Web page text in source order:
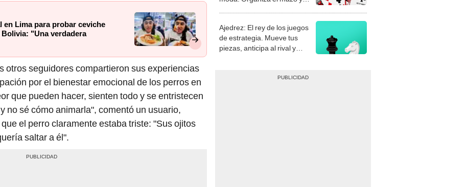
Lima para probar ceviche
"Una verdadera
otros seguidores compartieron sus experiencias
por el bienestar emocional de los perros en
que pueden hacer, sienten todo y se entristecen
no sé cómo animarla", comentó un usuario,
el perro claramente estaba triste: "Sus ojitos
saltar a él".
Ajedrez: El rey de los juegos
de estrategia. Mueve tus
piezas, anticipa al rival y